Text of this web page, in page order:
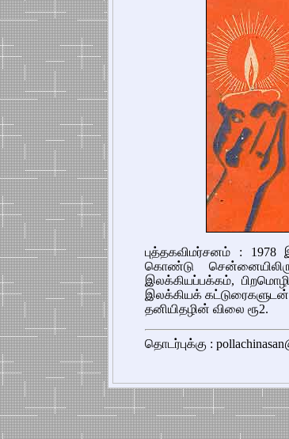
புத்தகவிமர்சனம் :
கொண்டு
இலக்கியப்பக்கம்,
இலக்கியக்
தனியிதழின் விலை ரூ2.
தொடர்புக்கு :